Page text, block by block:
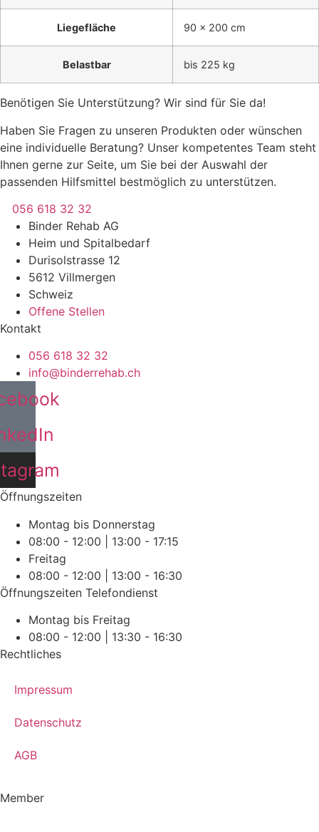
Liegefläche 90 x 200 cm
Belastbar bis 225 kg
Benötigen Sie Unterstützung? Wir sind für Sie da!
Haben Sie Fragen zu unseren Produkten oder wünschen
eine individuelle Beratung? Unser kompetentes Team steht
Ihnen gerne zur Seite, um Sie bei der Auswahl der
passenden Hilfsmittel bestmöglich zu unterstützen.
056 618 32 32
Binder Rehab AG
Heim und Spitalbedarf
Durisolstrasse 12
5612 Villmergen
Schweiz
Offene Stellen
Kontakt
056 618 32 32
info@binderrehab.ch
Öffnungszeiten
Montag bis Donnerstag
08:00 - 12:00 | 13:00 - 17:15
Freitag
08:00 - 12:00 | 13:00 - 16:30
Öffnungszeiten Telefondienst
Montag bis Freitag
08:00 - 12:00 | 13:30 - 16:30
Rechtliches
Impressum
Datenschutz
AGB
Member